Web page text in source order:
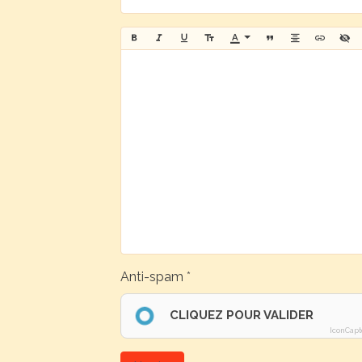
Anti-spam
CLIQUEZ POUR VALIDER